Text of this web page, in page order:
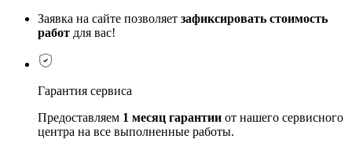
Заявка на сайте позволяет зафиксировать стоимость
работ для вас!
Гарантия сервиса
Предоставляем 1 месяц гарантии от нашего сервисного
центра на все выполненные работы.